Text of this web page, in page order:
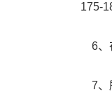
175-
6、
7、